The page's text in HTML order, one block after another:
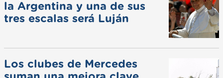
la Argentina y una de sus
tres escalas será Luján
Los clubes de Mercedes